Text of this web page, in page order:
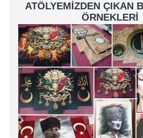
ATÖLYEMİZDEN ÇIKAN
ÖRNEKLERİ